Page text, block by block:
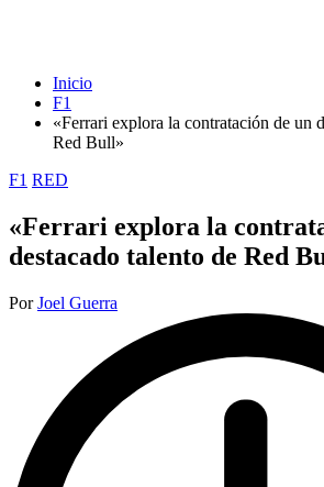
Inicio
F1
«Ferrari explora la contratación de un
Red Bull»
Publicada
F1 RED
«Ferrari explora la
destacado talento de Red
Publicado
PorJoel Guerra